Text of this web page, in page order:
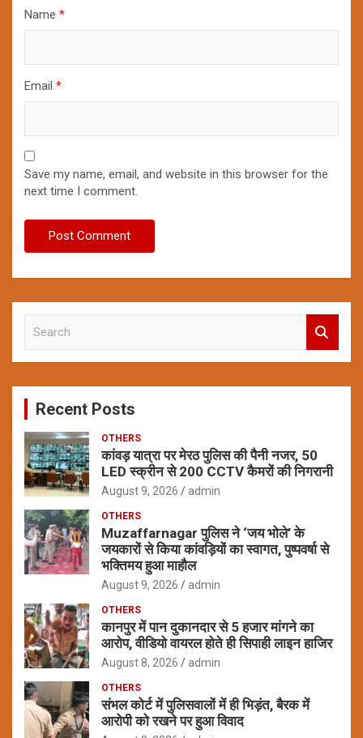
Name *
Email *
Save my name, email, and website in this browser for the
next time I comment.
c
Recent Posts
OTHERS
कांवड़ यात्रा पर मेरठ पुलिस की पैनी नजर, 50
LED स्क्रीन से 200 CCTV कैमरों की निगरानी
August 9, 2026 admin
OTHERS
Muzaffarnagar पुलिस ने ‘जय भोले’ के
जयकारों से किया कांवड़ियों का स्वागत, पुष्पवर्षा से
भक्तिमय हुआ माहौल
August 9, 2026 admin
OTHERS
कानपुर में पान दुकानदार से 5 हजार मांगने का
आरोप, वीडियो वायरल होते ही सिपाही लाइन हाजिर
August 8, 2026 admin
OTHERS
संभल कोर्ट में पुलिसवालों में ही भिड़ंत, बैरक में
आरोपी को रखने पर हुआ विवाद